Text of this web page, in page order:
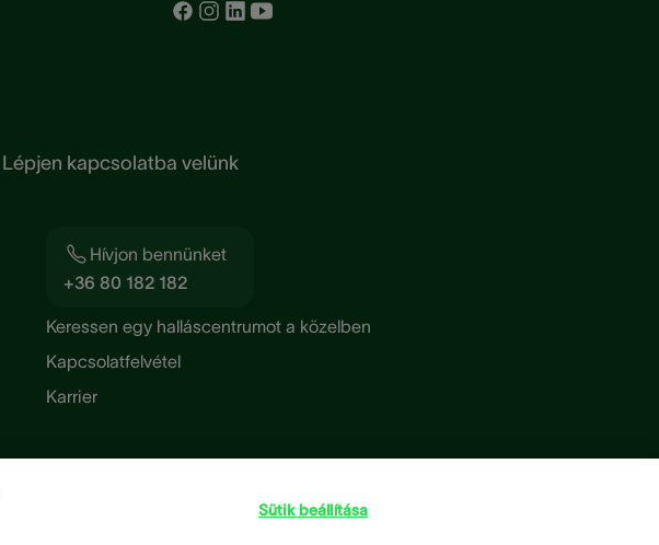
Lépjen kapcsolatba velünk
Hívjon bennünket
+36 80 182 182
Keressen egy halláscentrumot a közelben
Kapcsolatfelvétel
Karrier
Sütik beállítása